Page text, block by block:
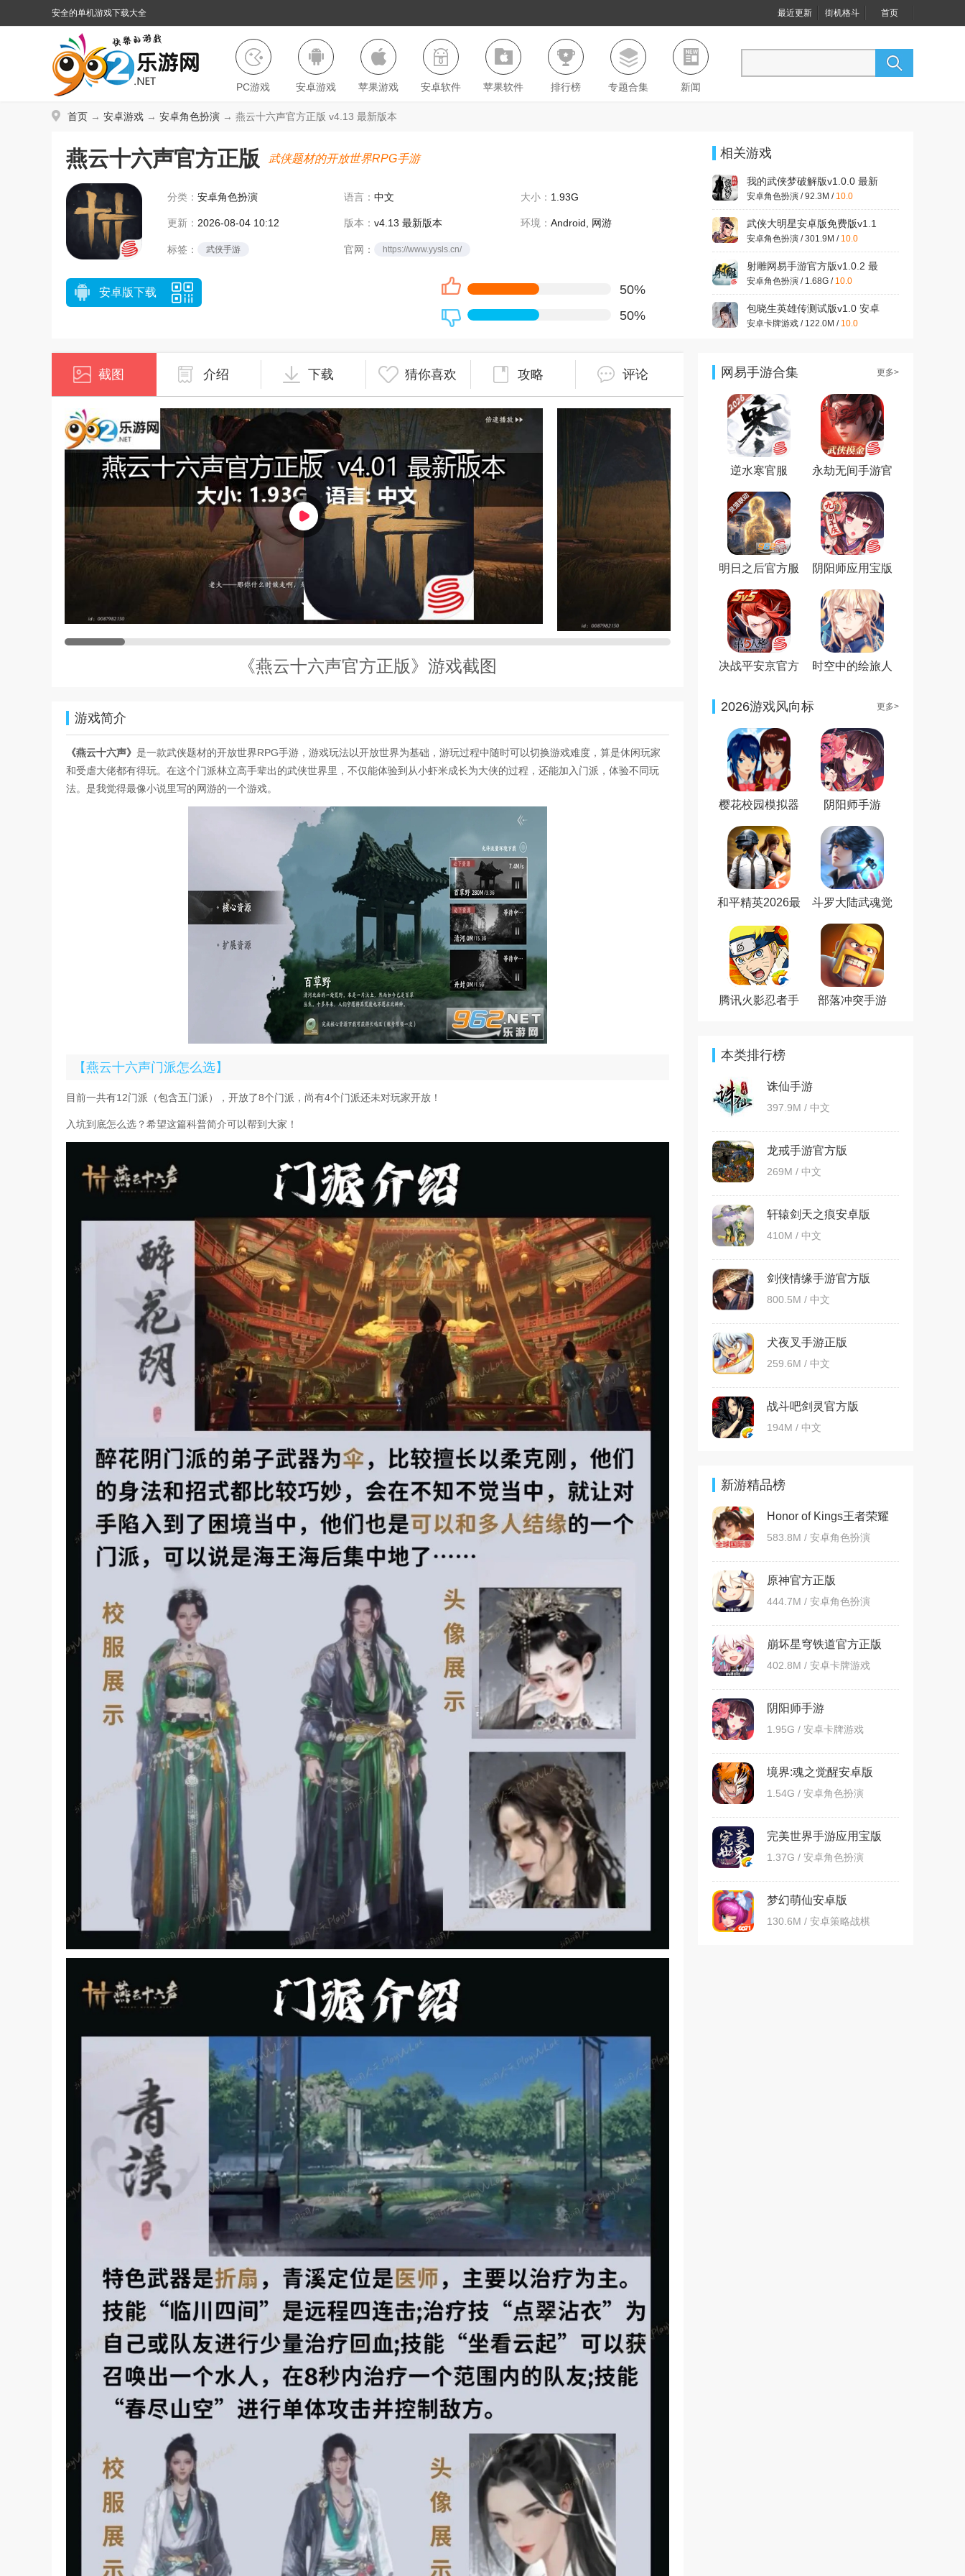
安全的单机游戏下载大全 最近更新 街机格斗 首页
PC游戏 安卓游戏 苹果游戏 安卓软件 苹果软件 排行榜 专题合集 新闻
首页 → 安卓游戏 → 安卓角色扮演 → 燕云十六声官方正版 v4.13 最新版本
燕云十六声官方正版 武侠题材的开放世界RPG手游
分类： 安卓角色扮演 语言： 中文 大小： 1.93G
更新： 2026-08-04 10:12 版本： v4.13 最新版本 环境： Android, 网游
标签： 武侠手游 官网： https://www.yysls.cn/
安卓版下载
50%
50%
相关游戏
我的武侠梦破解版v1.0.0 最新
版
安卓角色扮演 / 92.3M / 10.0
武侠大明星安卓版免费版v1.1
最新版
安卓角色扮演 / 301.9M / 10.0
射雕网易手游官方版v1.0.2 最
新版
安卓角色扮演 / 1.68G / 10.0
包晓生英雄传测试版v1.0 安卓
版
安卓卡牌游戏 / 122.0M / 10.0
安卓休闲益智 / 322.2M /
大话西游手游官方版v1.1.433
安卓最新版
安卓角色扮演 / 1.98G /9.7
王者荣耀官方版v2021最新版
安卓角色扮演 / 1.83G /7.2
截图 介绍 下载 猜你喜欢 攻略 评论
《燕云十六声官方正版》游戏截图
游戏简介
《燕云十六声》 是一款武侠题材的开放世界RPG手游，游戏玩法以开放世界为基础，游玩过程中随时可以切换游戏难度，算是休闲玩家
和受虐大佬都有得玩。在这个门派林立高手辈出的武侠世界里，不仅能体验到从小虾米成长为大侠的过程，还能加入门派，体验不同玩
法。是我觉得最像小说里写的网游的一个游戏。
【燕云十六声门派怎么选】
目前一共有12门派（包含五门派），开放了8个门派，尚有4个门派还未对玩家开放！
入坑到底怎么选？希望这篇科普简介可以帮到大家！
网易手游合集 更多>
逆水寒官服
永劫无间手游官
明日之后官方服
阴阳师应用宝版
决战平安京官方
时空中的绘旅人
2026游戏风向标 更多>
樱花校园模拟器
新版
阴阳师手游
和平精英2026最
斗罗大陆武魂觉
腾讯火影忍者手
部落冲突手游
本类排行榜
诛仙手游
397.9M / 中文
龙戒手游官方版
269M / 中文
轩辕剑天之痕安卓版
410M / 中文
剑侠情缘手游官方版
800.5M / 中文
犬夜叉手游正版
259.6M / 中文
战斗吧剑灵官方版
194M / 中文
新游精品榜
Honor of Kings王者荣耀
583.8M / 安卓角色扮演
原神官方正版
444.7M / 安卓角色扮演
崩坏星穹铁道官方正版
402.8M / 安卓卡牌游戏
阴阳师手游
1.95G / 安卓卡牌游戏
境界:魂之觉醒安卓版
1.54G / 安卓角色扮演
完美世界手游应用宝版
1.37G / 安卓角色扮演
梦幻萌仙安卓版
130.6M / 安卓策略战棋